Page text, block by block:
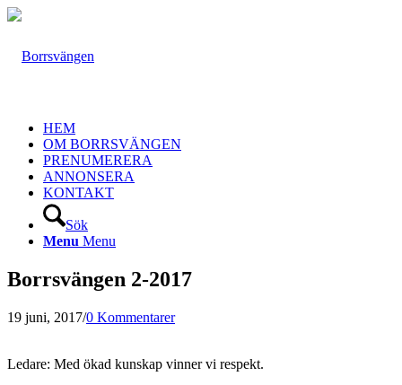
HEM
OM BORRSVÄNGEN
PRENUMERERA
ANNONSERA
KONTAKT
Sök
Menu Menu
Borrsvängen 2-2017
19 juni, 2017/0 Kommentarer
Ledare: Med ökad kunskap vinner vi respekt.